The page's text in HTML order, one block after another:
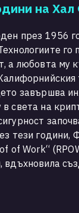
на
през 1956
го
а любовта му
завършва
света на
тези години,
of Work“
вдъхновила